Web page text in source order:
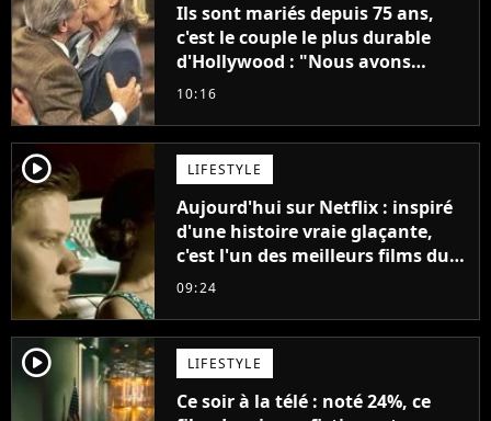
Ils sont mariés depuis 75 ans,
c'est le couple le plus durable
d'Hollywood : "Nous avons
avancé jour après jour, et les
décennies"
10:16
player2 LIFESTYLE
Aujourd'hui sur Netflix : inspiré
d'une histoire vraie glaçante,
c'est l'un des meilleurs films du
21ème siècle
09:24
player2 LIFESTYLE
Ce soir à la télé : noté 24%, ce